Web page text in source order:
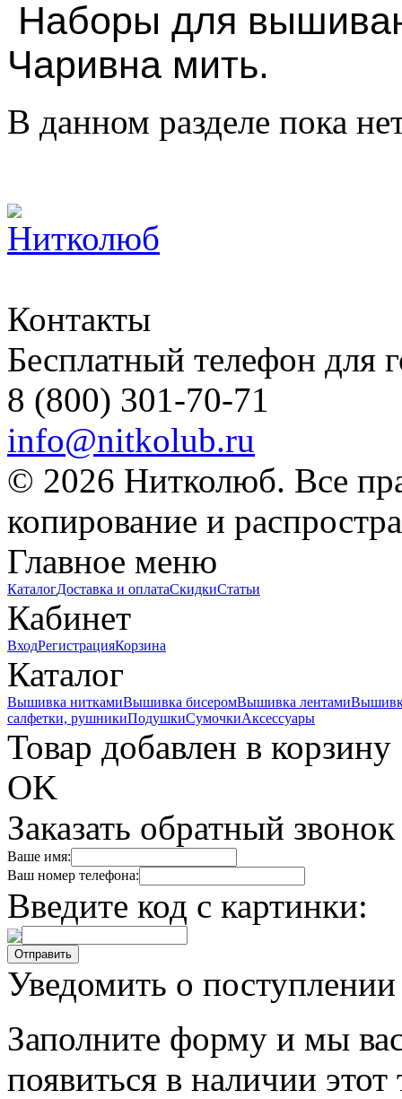
Наборы для
Чаривна мить.
В данном разделе пока
Контакты
Бесплатный телефон для
8 (800) 301-70-71
info@nitkolub.ru
© 2026 Нитколюб. Все
копирование и
Главное меню
КаталогДоставка и оплатаСкидкиСтатьи
Кабинет
ВходРегистрацияКорзина
Каталог
Вышивка ниткамиВышивка бисеромВышивка лентами
салфетки, рушникиПодушкиСумочкиАксессуары
Товар добавлен в корзину
OK
Заказать обратный звонок
Ваше имя:
Ваш номер телефона:
Введите код с картинки:
Уведомить о поступлении
Заполните форму и мы
появиться в наличии этот